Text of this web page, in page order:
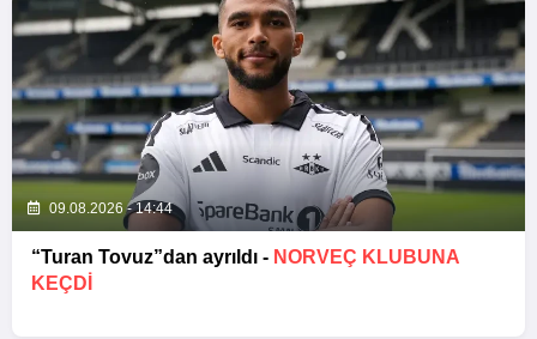
09.08.2026 - 14:44
“Turan Tovuz”dan ayrıldı - NORVEÇ KLUBUNA
KEÇDİ